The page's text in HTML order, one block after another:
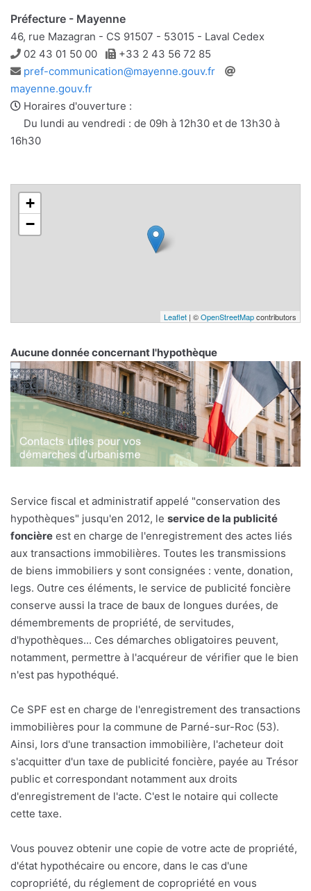
Préfecture - Mayenne
46, rue Mazagran - CS 91507 - 53015 - Laval Cedex
Téléphone
02 43 01 50 00 Télécopie
+33 2 43 56 72 85
Adresse
e-
mail
pref-communication@mayenne.gouv.fr
mayenne.gouv.fr
Horaires d'ouverture :
Du lundi au vendredi : de 09h à 12h30 et de 13h30 à
16h30
+
−
Leaflet | ©OpenStreetMapcontributors
Aucune donnée concernant l'hypothèque
Service fiscal et administratif appelé "conservation des
hypothèques" jusqu'en 2012, le service de la publicité
foncière est en charge de l'enregistrement des actes liés
aux transactions immobilières. Toutes les transmissions
de biens immobiliers y sont consignées : vente, donation,
legs. Outre ces éléments, le service de publicité foncière
conserve aussi la trace de baux de longues durées, de
démembrements de propriété, de servitudes,
d'hypothèques... Ces démarches obligatoires peuvent,
notamment, permettre à l'acquéreur de vérifier que le bien
n'est pas hypothéqué.
Ce SPF est en charge de l'enregistrement des transactions
immobilières pour la commune de Parné-sur-Roc (53).
Ainsi, lors d'une transaction immobilière, l'acheteur doit
s'acquitter d'un taxe de publicité foncière, payée au Trésor
public et correspondant notamment aux droits
d'enregistrement de l'acte. C'est le notaire qui collecte
cette taxe.
Vous pouvez obtenir une copie de votre acte de propriété,
d'état hypothécaire ou encore, dans le cas d'une
copropriété, du réglement de copropriété en vous